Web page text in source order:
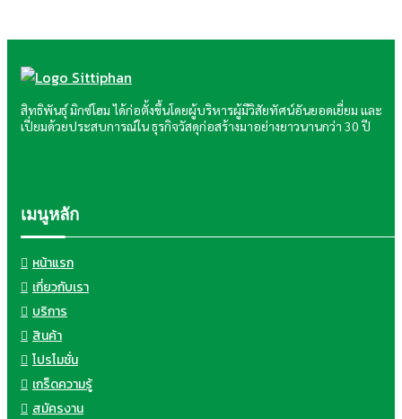
สิทธิพันธุ์ มิกซ์โฮม ได้ก่อตั้งขึ้นโดยผู้บริหารผู้มีวิสัยทัศน์อันยอดเยี่ยม และ
เปี่ยมด้วยประสบการณ์ใน ธุรกิจวัสดุก่อสร้างมาอย่างยาวนานกว่า 30 ปี
เมนูหลัก
หน้าแรก
เกี่ยวกับเรา
บริการ
สินค้า
โปรโมชั่น
เกร็ดความรู้
สมัครงาน